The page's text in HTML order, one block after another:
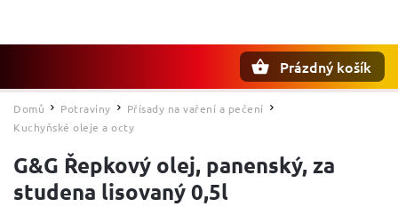
Prázdný košík
Domů / Potraviny / Přísady na vaření a pečení /
Kuchyňské oleje a octy
G&G Řepkový olej, panenský, za
studena lisovaný 0,5l